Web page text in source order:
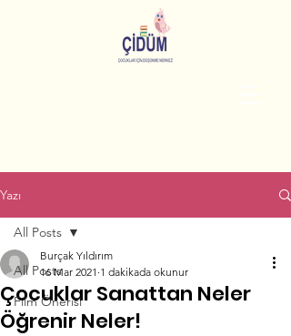
Yazı
All Posts
Film Önerisi
All Posts
Çocuklar Sanattan Neler
Öğrenir Neler!
Burçak Yıldırım
16 Mar 2021 1 dakikada okunur